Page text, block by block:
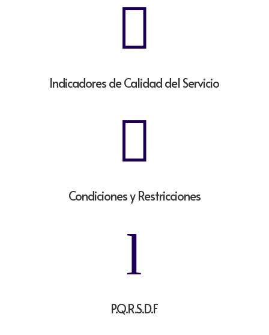

Indicadores de Calidad del Servicio

Condiciones y Restricciones
l
P.Q.R.S.D.F